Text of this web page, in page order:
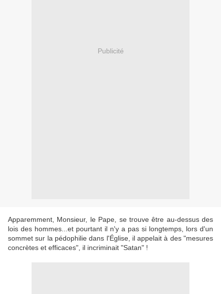
Publicité
Apparemment, Monsieur, le Pape, se trouve être au-dessus des
lois des hommes...et pourtant il n'y a pas si longtemps, lors d'un
sommet sur la pédophilie dans l'Église, il appelait à des "mesures
concrètes et efficaces", il incriminait "Satan" !